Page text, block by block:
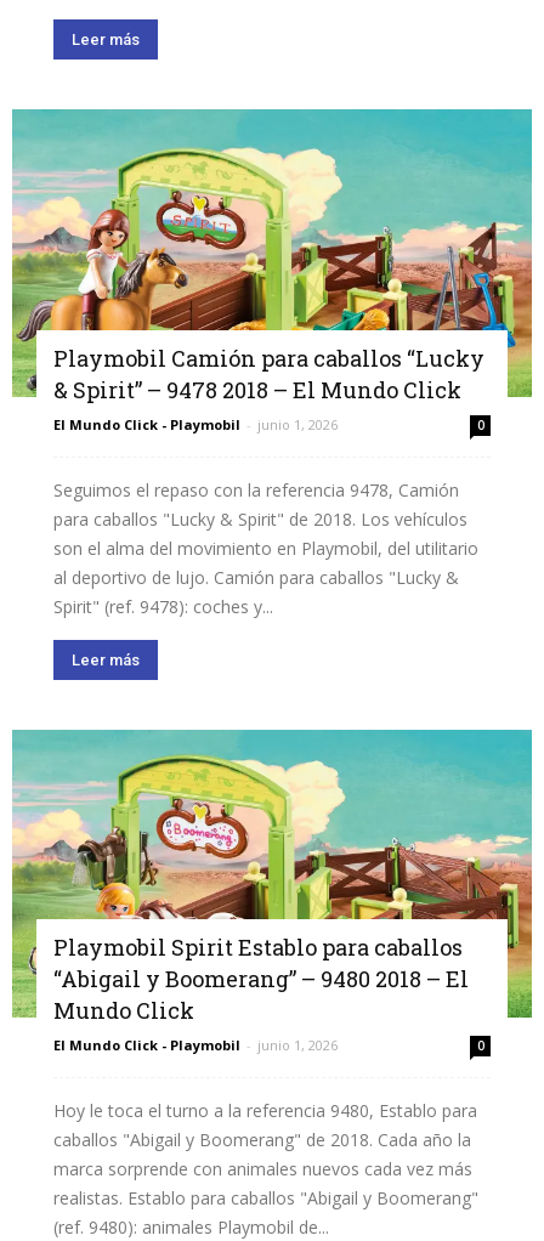
Leer más
Playmobil Camión para caballos “Lucky
& Spirit” – 9478 2018 – El Mundo Click
El Mundo Click - Playmobil - junio 1, 2026 0
Seguimos el repaso con la referencia 9478, Camión
para caballos "Lucky & Spirit" de 2018. Los vehículos
son el alma del movimiento en Playmobil, del utilitario
al deportivo de lujo. Camión para caballos "Lucky &
Spirit" (ref. 9478): coches y...
Leer más
Playmobil Spirit Establo para caballos
“Abigail y Boomerang” – 9480 2018 – El
Mundo Click
El Mundo Click - Playmobil - junio 1, 2026 0
Hoy le toca el turno a la referencia 9480, Establo para
caballos "Abigail y Boomerang" de 2018. Cada año la
marca sorprende con animales nuevos cada vez más
realistas. Establo para caballos "Abigail y Boomerang"
(ref. 9480): animales Playmobil de...